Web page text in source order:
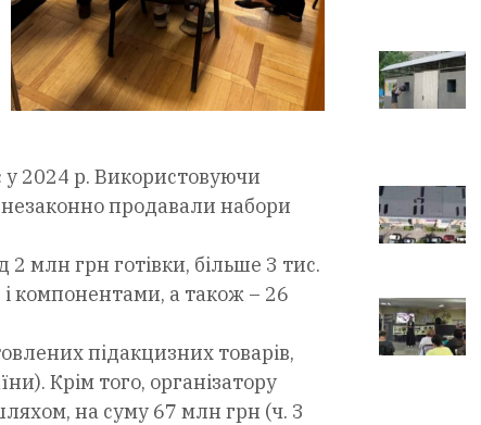
у 2024 р. Використовуючи
незаконно продавали набори
млн грн готівки, більше 3 тис.
компонентами, а також – 26
підакцизних товарів,
Крім того, організатору
на суму 67 млн грн (ч. 3